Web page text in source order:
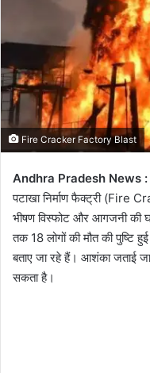
Fire Cracker Factory Blast
Andhra Pradesh News :
पटाखा निर्माण फैक्ट्री (Fire
भीषण विस्फोट और आगजनी की
तक 18 लोगों की मौत की पुष्टि
बताए जा रहे हैं। आशंका जताई
सकता है।